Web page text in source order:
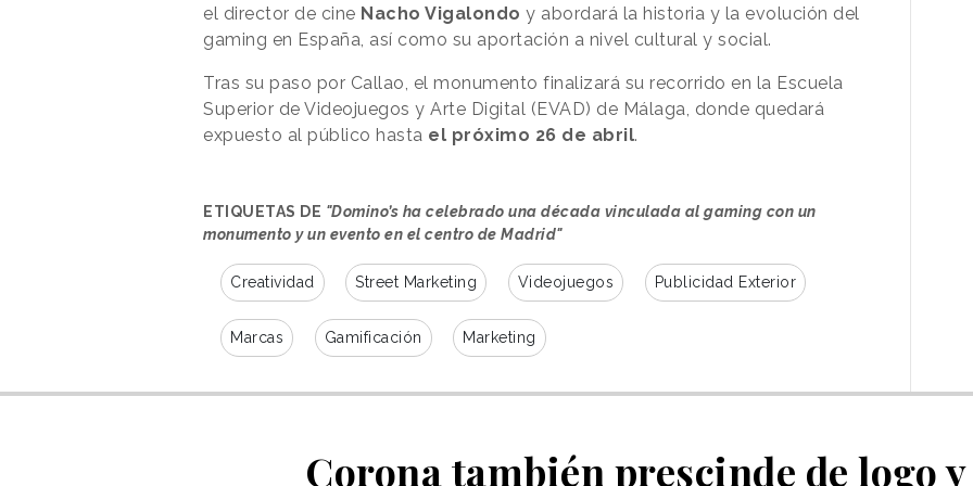
el director de cine Nacho Vigalondo y abordará la historia y la evolución del
gaming en España, así como su aportación a nivel cultural y social.
Tras su paso por Callao, el monumento finalizará su recorrido en la Escuela
Superior de Videojuegos y Arte Digital (EVAD) de Málaga, donde quedará
expuesto al público hasta el próximo 26 de abril.
ETIQUETAS DE "Domino’s ha celebrado una década vinculada al gaming con un
monumento y un evento en el centro de Madrid"
Creatividad Street Marketing Videojuegos Publicidad Exterior
Marcas Gamificación Marketing
Corona también prescinde de logo